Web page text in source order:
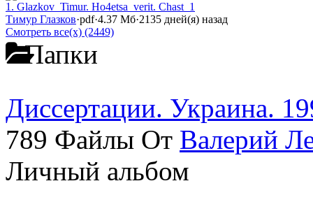
1. Glazkov_Timur. Ho4etsa_verit. Chast_1
Тимур Глазков·pdf·4.37 Мб·2135 дней(я) назад
Смотреть все(х) (2449)
Папки
Диссертации. Украина.
789 Файлы От Валерий
Личный альбом